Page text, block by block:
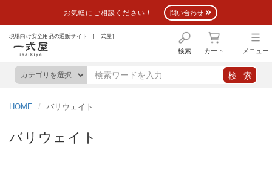
お気軽にご相談ください！ 問い合わせ
現場向け安全用品の通販サイト ［一式屋］
検索 カート メニュー
HOME バリウェイト
バリウェイト